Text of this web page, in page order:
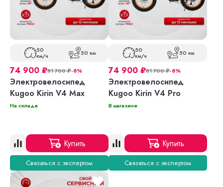
50
км/ч 50 км
74 900 ₽81 700₽-8%
Электровелосипед
Kugoo Kirin V4 Max
На складе
Купить
Связаться с экспертом
50
км/ч 50 км
74 900 ₽81 700₽-8%
Электровелосипед
Kugoo Kirin V4 Pro
В магазине
Купить
Связаться с экспертом